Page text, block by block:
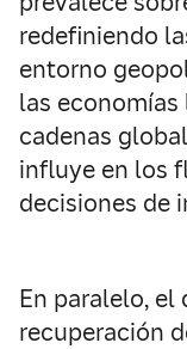
redefiniendo
entorno
las
cadenas
influye en los
decisiones de
En paralelo,
recuperación